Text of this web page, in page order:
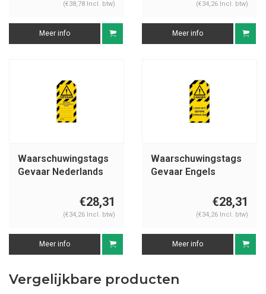
(€38,78 Incl. btw)
Meer info
(€34,26 Incl. btw)
Meer info
Waarschuwingstags
Gevaar Nederlands
€28,31
(€34,26 Incl. btw)
Meer info
Waarschuwingstags
Gevaar Engels
€28,31
(€34,26 Incl. btw)
Meer info
Vergelijkbare producten